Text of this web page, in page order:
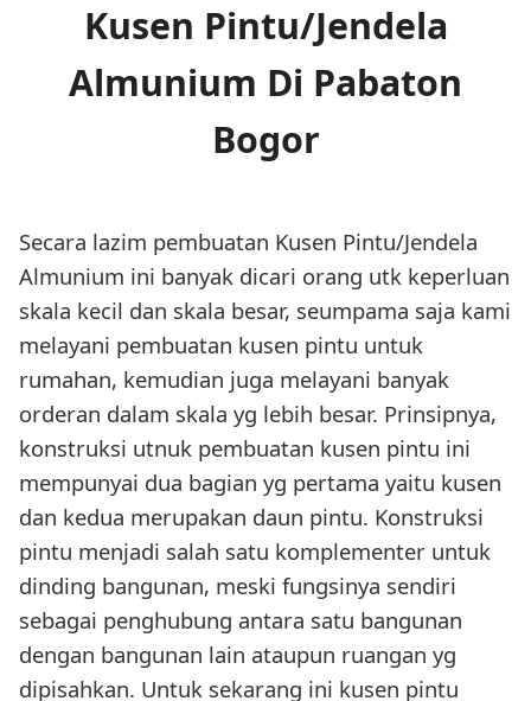
Kusen Pintu/Jendela
Almunium Di Pabaton
Bogor
Secara lazim pembuatan Kusen Pintu/Jendela
Almunium ini banyak dicari orang utk keperluan
skala kecil dan skala besar, seumpama saja kami
melayani pembuatan kusen pintu untuk
rumahan, kemudian juga melayani banyak
orderan dalam skala yg lebih besar. Prinsipnya,
konstruksi utnuk pembuatan kusen pintu ini
mempunyai dua bagian yg pertama yaitu kusen
dan kedua merupakan daun pintu. Konstruksi
pintu menjadi salah satu komplementer untuk
dinding bangunan, meski fungsinya sendiri
sebagai penghubung antara satu bangunan
dengan bangunan lain ataupun ruangan yg
dipisahkan. Untuk sekarang ini kusen pintu